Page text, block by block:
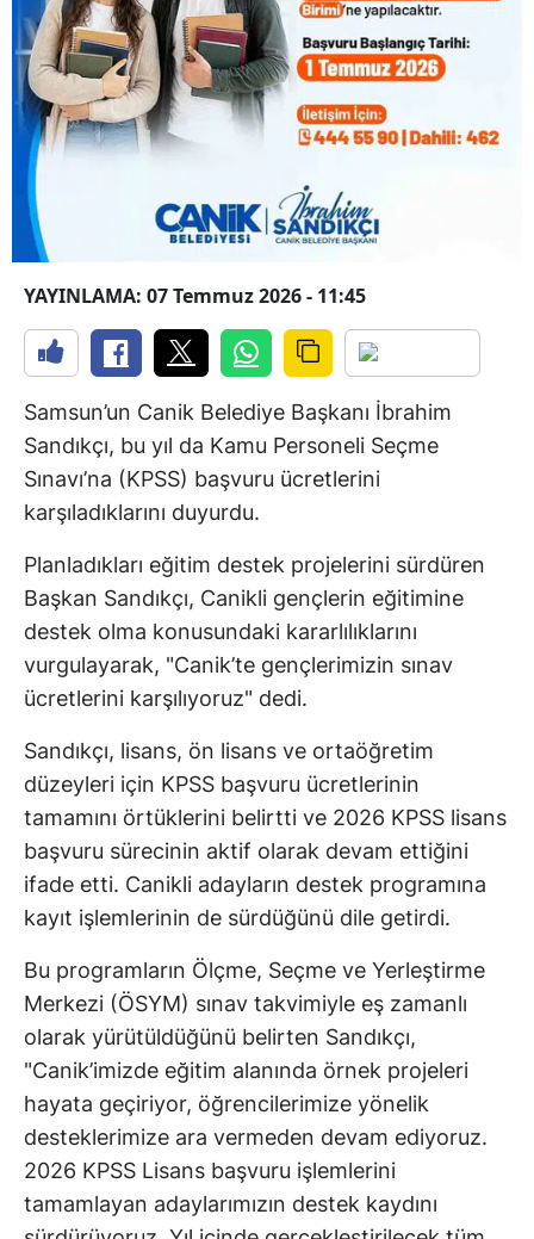
YAYINLAMA: 07 Temmuz 2026 - 11:45
Samsun’un Canik Belediye Başkanı İbrahim
Sandıkçı, bu yıl da Kamu Personeli Seçme
Sınavı’na (KPSS) başvuru ücretlerini
karşıladıklarını duyurdu.
Planladıkları eğitim destek projelerini sürdüren
Başkan Sandıkçı, Canikli gençlerin eğitimine
destek olma konusundaki kararlılıklarını
vurgulayarak, "Canik’te gençlerimizin sınav
ücretlerini karşılıyoruz" dedi.
Sandıkçı, lisans, ön lisans ve ortaöğretim
düzeyleri için KPSS başvuru ücretlerinin
tamamını örtüklerini belirtti ve 2026 KPSS lisans
başvuru sürecinin aktif olarak devam ettiğini
ifade etti. Canikli adayların destek programına
kayıt işlemlerinin de sürdüğünü dile getirdi.
Bu programların Ölçme, Seçme ve Yerleştirme
Merkezi (ÖSYM) sınav takvimiyle eş zamanlı
olarak yürütüldüğünü belirten Sandıkçı,
"Canik’imizde eğitim alanında örnek projeleri
hayata geçiriyor, öğrencilerimize yönelik
desteklerimize ara vermeden devam ediyoruz.
2026 KPSS Lisans başvuru işlemlerini
tamamlayan adaylarımızın destek kaydını